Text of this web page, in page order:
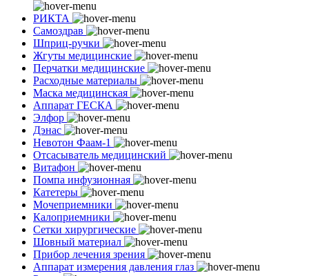
РИКТА
Самоздрав
Шприц-ручки
Жгуты медицинские
Перчатки медицинские
Расходные материалы
Маска медицинская
Аппарат ГЕСКА
Элфор
Дэнас
Невотон Фаам-1
Отсасыватель медицинский
Витафон
Помпа инфузионная
Катетеры
Мочеприемники
Калоприемники
Сетки хирургические
Шовный материал
Прибор лечения зрения
Аппарат измерения давления глаз